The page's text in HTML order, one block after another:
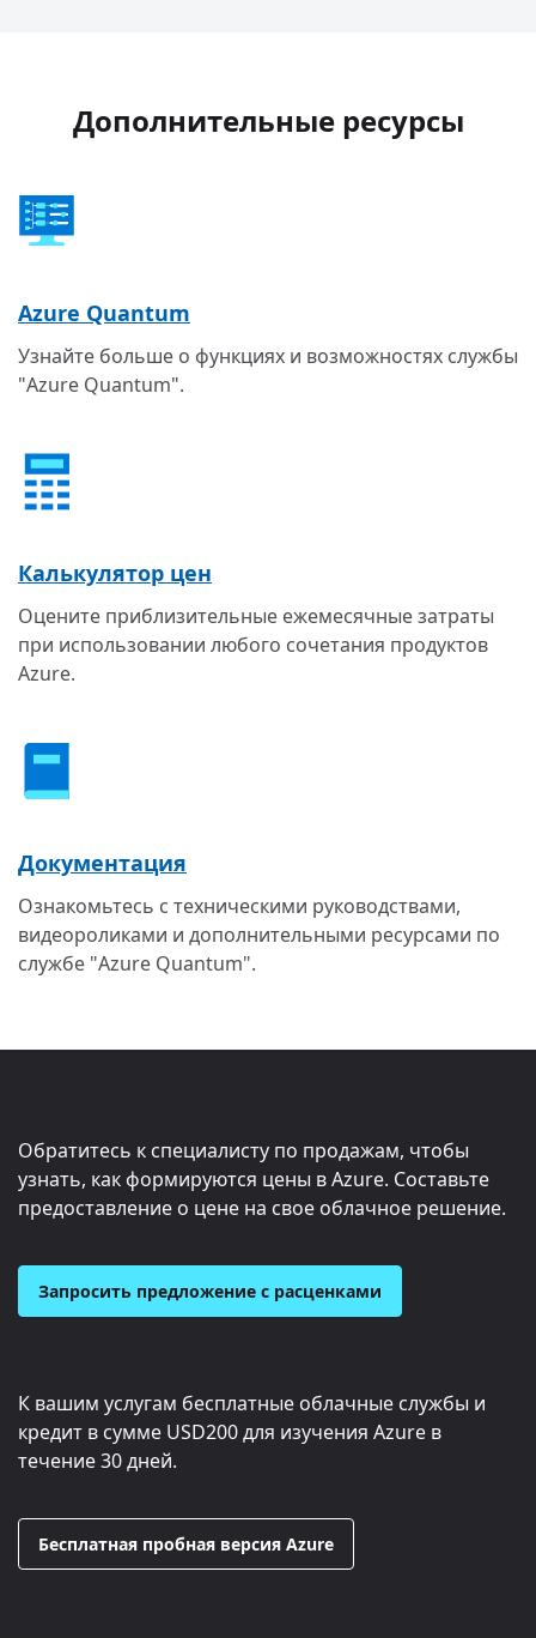
Дополнительные ресурсы
Azure Quantum
Узнайте больше о функциях и возможностях службы
"Azure Quantum".
Калькулятор цен
Оцените приблизительные ежемесячные затраты
при использовании любого сочетания продуктов
Azure.
Документация
Ознакомьтесь с техническими руководствами,
видеороликами и дополнительными ресурсами по
службе "Azure Quantum".
Обратитесь к специалисту по продажам, чтобы
узнать, как формируются цены в Azure. Составьте
предоставление о цене на свое облачное решение.
Запросить предложение с расценками
К вашим услугам бесплатные облачные службы и
кредит в сумме USD200для изучения Azure в
течение 30 дней.
Бесплатная пробная версия Azure